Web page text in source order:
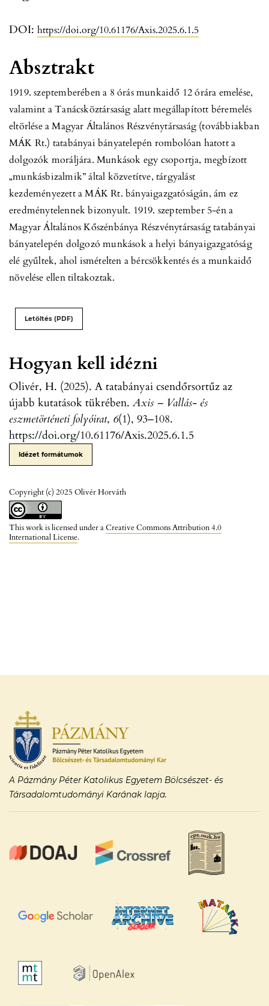
DOI: https://doi.org/10.61176/Axis.2025.6.1.5
Hogyan kell idézni
Olivér, H. (2025). A tatabányai csendőrsortűz az
újabb kutatások tükrében. Axis – Vallás- és
eszmetörténeti folyóirat, 6(1), 93–108.
https://doi.org/10.61176/Axis.2025.6.1.5
Idézet formátumok
Copyright (c) 2025 Olivér Horváth
This work is licensed under aCreative Commons Attribution 4.0
International License.
Absztrakt
1919. szeptemberében a 8 órás munkaidő 12 órára emelése,
valamint a Tanácsköztársaság alatt megállapított béremelés
eltörlése a Magyar Általános Részvénytársaság (továbbiakban
MÁK Rt.) tatabányai bányatelepén rombolóan hatott a
dolgozók moráljára. Munkások egy csoportja, megbízott
„munkásbizalmik” által közvetítve, tárgyalást
kezdeményezett a MÁK Rt. bányaigazgatóságán, ám ez
eredménytelennek bizonyult. 1919. szeptember 5-én a
Magyar Általános Kőszénbánya Részvénytársaság tatabányai
bányatelepén dolgozó munkások a helyi bányaigazgatóság
elé gyűltek, ahol ismételten a bércsökkentés és a munkaidő
növelése ellen tiltakoztak.
Letöltés (PDF)
A Pázmány Péter Katolikus Egyetem Bölcsészet- és
Társadalomtudományi Karának lapja.